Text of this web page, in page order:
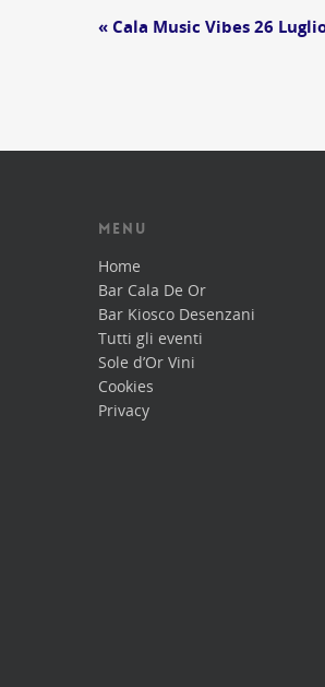
Evento
« Cala Music Vibes 26
MENU
Home
Bar Cala De Or
Bar Kiosco Desenzani
Tutti gli eventi
Sole d’Or Vini
Cookies
Privacy